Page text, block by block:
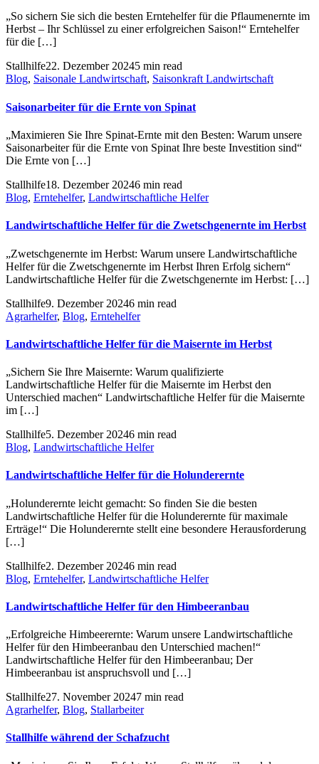
„So sichern Sie sich die besten Erntehelfer für die Pflaumenernte im
Herbst – Ihr Schlüssel zu einer erfolgreichen Saison!“ Erntehelfer
für die […]
Stallhilfe22. Dezember 20245 min read
Blog, Saisonale Landwirtschaft, Saisonkraft Landwirtschaft
Saisonarbeiter für die Ernte von Spinat
„Maximieren Sie Ihre Spinat-Ernte mit den Besten: Warum unsere
Saisonarbeiter für die Ernte von Spinat Ihre beste Investition sind“
Die Ernte von […]
Stallhilfe18. Dezember 20246 min read
Blog, Erntehelfer, Landwirtschaftliche Helfer
Landwirtschaftliche Helfer für die Zwetschgenernte im Herbst
„Zwetschgenernte im Herbst: Warum unsere Landwirtschaftliche
Helfer für die Zwetschgenernte im Herbst Ihren Erfolg sichern“
Landwirtschaftliche Helfer für die Zwetschgenernte im Herbst: […]
Stallhilfe9. Dezember 20246 min read
Agrarhelfer, Blog, Erntehelfer
Landwirtschaftliche Helfer für die Maisernte im Herbst
„Sichern Sie Ihre Maisernte: Warum qualifizierte
Landwirtschaftliche Helfer für die Maisernte im Herbst den
Unterschied machen“ Landwirtschaftliche Helfer für die Maisernte
im […]
Stallhilfe5. Dezember 20246 min read
Blog, Landwirtschaftliche Helfer
Landwirtschaftliche Helfer für die Holunderernte
„Holunderernte leicht gemacht: So finden Sie die besten
Landwirtschaftliche Helfer für die Holunderernte für maximale
Erträge!“ Die Holunderernte stellt eine besondere Herausforderung
[…]
Stallhilfe2. Dezember 20246 min read
Blog, Erntehelfer, Landwirtschaftliche Helfer
Landwirtschaftliche Helfer für den Himbeeranbau
„Erfolgreiche Himbeerernte: Warum unsere Landwirtschaftliche
Helfer für den Himbeeranbau den Unterschied machen!“
Landwirtschaftliche Helfer für den Himbeeranbau; Der
Himbeeranbau ist anspruchsvoll und […]
Stallhilfe27. November 20247 min read
Agrarhelfer, Blog, Stallarbeiter
Stallhilfe während der Schafzucht